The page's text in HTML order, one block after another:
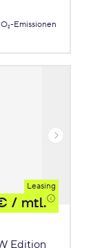
Emissionen
Leasing
/ mtl.
Edition